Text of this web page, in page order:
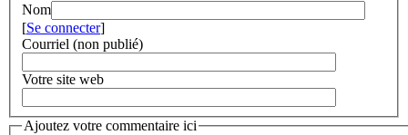
Nom
[Se connecter]
Courriel (non publié)
Votre site web
Ajoutez votre commentaire ici